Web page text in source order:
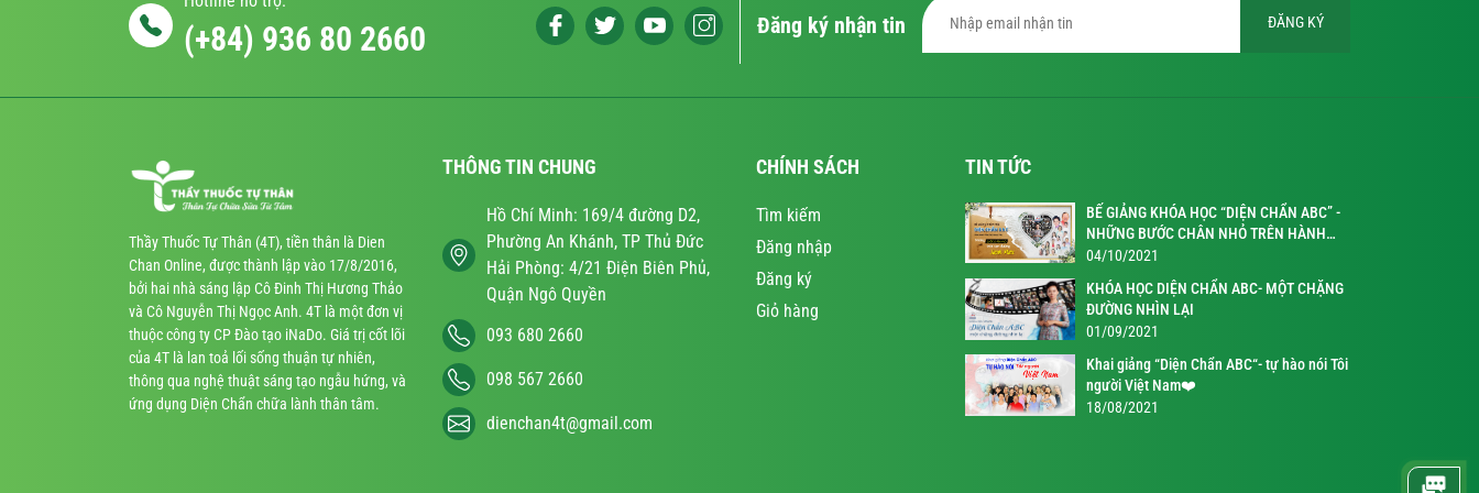
(+84) 936 80 2660 Đăng ký nhận tin ĐĂNG KÝ
Thầy Thuốc Tự Thân (4T), tiền thân là Dien
Chan Online, được thành lập vào 17/8/2016,
bởi hai nhà sáng lập Cô Đinh Thị Hương Thảo
và Cô Nguyễn Thị Ngọc Anh. 4T là một đơn vị
thuộc công ty CP Đào tạo iNaDo. Giá trị cốt lõi
của 4T là lan toả lối sống thuận tự nhiên,
thông qua nghệ thuật sáng tạo ngẫu hứng, và
ứng dụng Diện Chẩn chữa lành thân tâm.
THÔNG TIN CHUNG
Hồ Chí Minh: 169/4 đường D2,
Phường An Khánh, TP Thủ Đức
Hải Phòng: 4/21 Điện Biên Phủ,
Quận Ngô Quyền
093 680 2660
098 567 2660
dienchan4t@gmail.com
CHÍNH SÁCH
Tìm kiếm
Đăng nhập
Đăng ký
Giỏ hàng
TIN TỨC
BẾ GIẢNG KHÓA HỌC “DIỆN CHẨN ABC” -
NHỮNG BƯỚC CHÂN NHỎ TRÊN HÀNH
TRÌNH KỲ DIỆU
04/10/2021
KHÓA HỌC DIỆN CHẨN ABC- MỘT CHẶNG
ĐƯỜNG NHÌN LẠI
01/09/2021
Khai giảng “Diện Chẩn ABC“- tự hào nói Tôi
người Việt Nam❤️
18/08/2021